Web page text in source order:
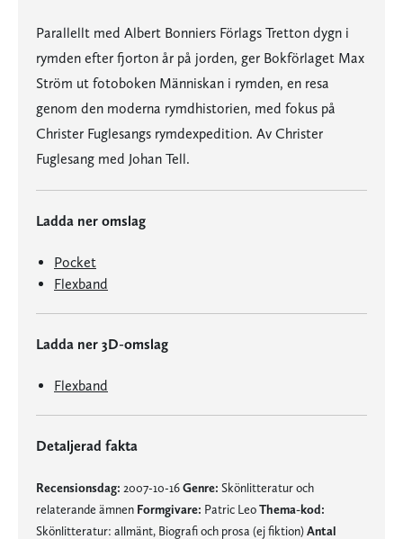
Parallellt med Albert Bonniers Förlags Tretton dygn i
rymden efter fjorton år på jorden, ger Bokförlaget Max
Ström ut fotoboken Människan i rymden, en resa
genom den moderna rymdhistorien, med fokus på
Christer Fuglesangs rymdexpedition. Av Christer
Fuglesang med Johan Tell.
Ladda ner omslag
Pocket
Flexband
Ladda ner 3D-omslag
Flexband
Detaljerad fakta
Recensionsdag: 2007-10-16Genre: Skönlitteratur och
relaterande ämnen Formgivare: Patric LeoThema-kod:
Skönlitteratur: allmänt, Biografi och prosa (ej fiktion)Antal